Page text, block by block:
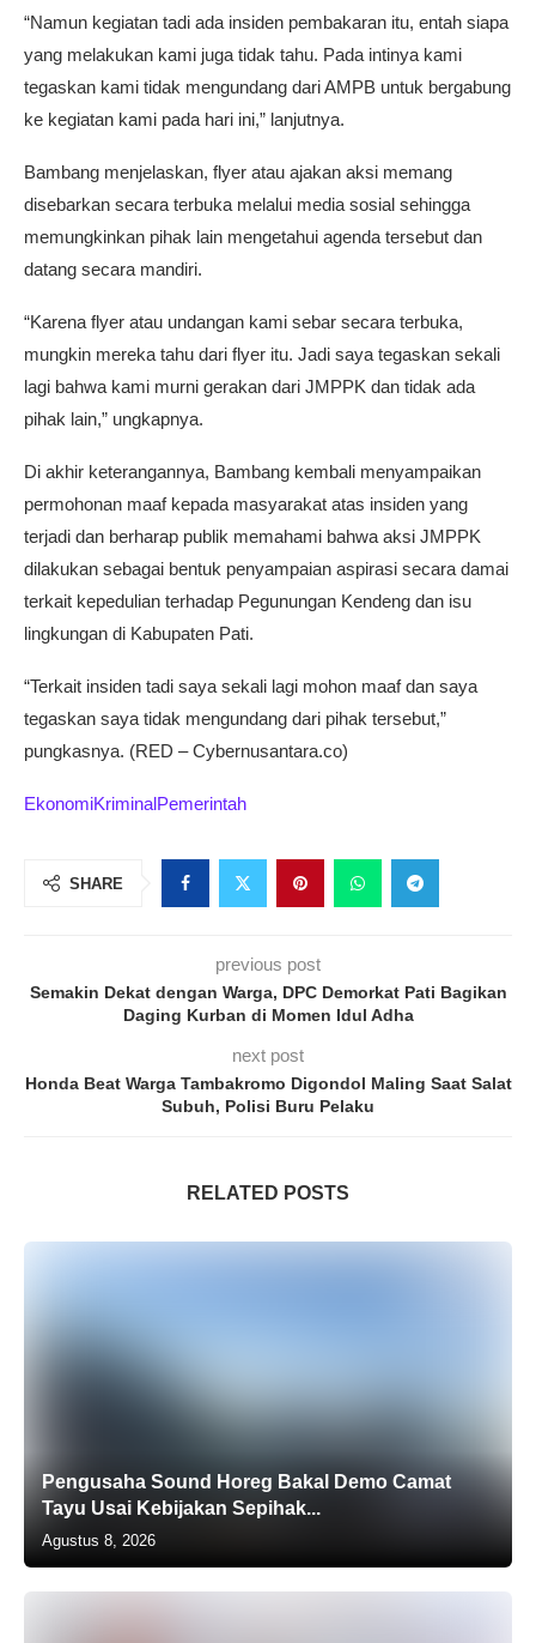
“Namun kegiatan tadi ada insiden pembakaran itu, entah siapa
yang melakukan kami juga tidak tahu. Pada intinya kami
tegaskan kami tidak mengundang dari AMPB untuk bergabung
ke kegiatan kami pada hari ini,” lanjutnya.
Bambang menjelaskan, flyer atau ajakan aksi memang
disebarkan secara terbuka melalui media sosial sehingga
memungkinkan pihak lain mengetahui agenda tersebut dan
datang secara mandiri.
“Karena flyer atau undangan kami sebar secara terbuka,
mungkin mereka tahu dari flyer itu. Jadi saya tegaskan sekali
lagi bahwa kami murni gerakan dari JMPPK dan tidak ada
pihak lain,” ungkapnya.
Di akhir keterangannya, Bambang kembali menyampaikan
permohonan maaf kepada masyarakat atas insiden yang
terjadi dan berharap publik memahami bahwa aksi JMPPK
dilakukan sebagai bentuk penyampaian aspirasi secara damai
terkait kepedulian terhadap Pegunungan Kendeng dan isu
lingkungan di Kabupaten Pati.
“Terkait insiden tadi saya sekali lagi mohon maaf dan saya
tegaskan saya tidak mengundang dari pihak tersebut,”
pungkasnya. (RED – Cybernusantara.co)
EkonomiKriminalPemerintah
SHARE
previous post
Semakin Dekat dengan Warga, DPC Demorkat Pati Bagikan
Daging Kurban di Momen Idul Adha
next post
Honda Beat Warga Tambakromo Digondol Maling Saat Salat
Subuh, Polisi Buru Pelaku
RELATED POSTS
Pengusaha Sound Horeg Bakal Demo Camat
Tayu Usai Kebijakan Sepihak...
Agustus 8, 2026